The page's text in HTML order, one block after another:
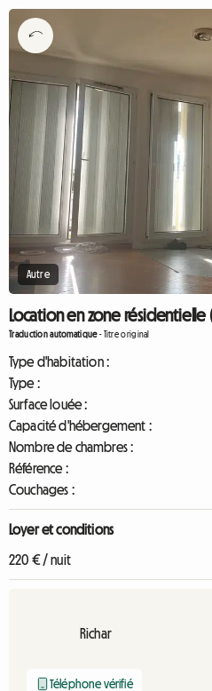
Autre
Location en zone résidentielle
Traduction automatique-Titre original
Type d'habitation :
Type :
Surface louée :
Capacité d'hébergement :
Nombre de chambres :
Référence :
Couchages :
Loyer et conditions
220 € / nuit
Richar
Téléphone vérifié